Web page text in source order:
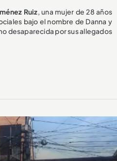
Ruiz, una mujer de 28 años
bajo el nombre de Danna y
desaparecida por sus allegados